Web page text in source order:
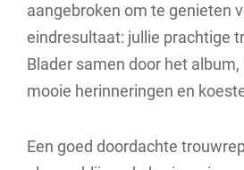
aangebroken om te genieten
eindresultaat: jullie prachtige
Blader samen door het
mooie herinneringen en
Een goed doordachte